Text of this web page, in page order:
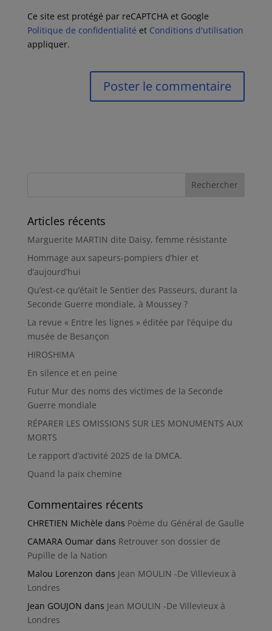
Ce site est protégé par reCAPTCHA et Google
Politique de confidentialité et Conditions d'utilisation
appliquer.
Articles récents
Marguerite MARTIN dite Daisy, femme résistante
Hommage aux sapeurs-pompiers d’hier et
d’aujourd’hui
Qu’est-ce qu’était le Sentier des Passeurs, durant la
Seconde Guerre mondiale, à Moussey ?
La revue « Entre les lignes » éditée par l’équipe du
musée de Besançon
HIROSHIMA
En silence et en peine
Futur Mur des noms des victimes de la Seconde
Guerre mondiale
RÉPARER LES OMISSIONS SUR LES MONUMENTS AUX
MORTS
Le rapport d’activité 2025 de la DMCA.
Quand la paix chemine
Commentaires récents
CHRETIEN Michèle dans Poème du Général de Gaulle
CAMARA Oumardans Retrouver son dossier de
Pupille de la Nation
Malou Lorenzon dans Jean MOULIN -De Villevieux à
Londres
Jean GOUJON dans Jean MOULIN -De Villevieux à
Londres